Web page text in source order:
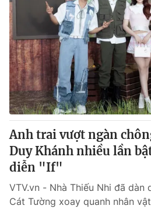
Anh trai vượt ngàn
Duy Khánh nhiều lần
diễn "If"
VTV.vn - Nhà Thiếu Nhi đã dàn
Cát Tường xoay quanh nhân